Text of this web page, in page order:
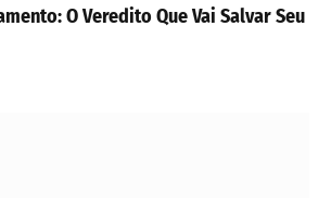
O Veredito Que Vai Salvar Seu